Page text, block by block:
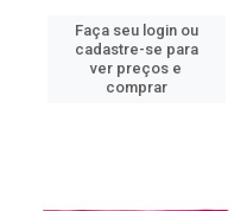
Faça seu login ou
cadastre-se para
ver preços e
comprar